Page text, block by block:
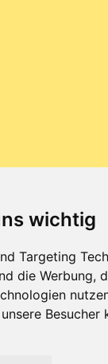
wichtig
Targeting
die Werbung,
beim surfen in
Kontakt-